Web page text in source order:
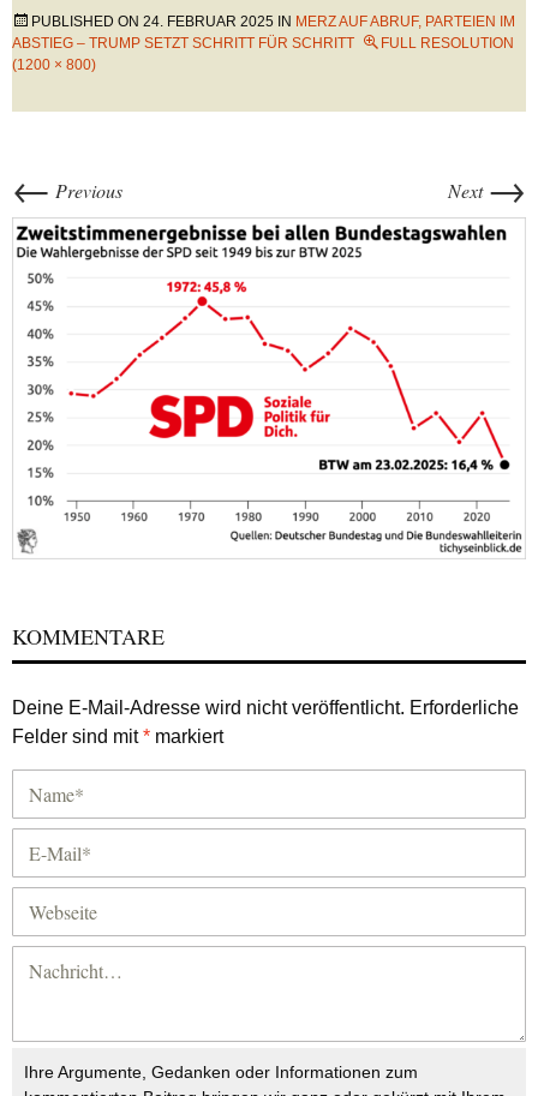
PUBLISHED ON 24. FEBRUAR 2025 IN MERZ AUF ABRUF, PARTEIEN IM
ABSTIEG – TRUMP SETZT SCHRITT FÜR SCHRITT
FULL RESOLUTION
(1200 × 800)
← Previous Next →
KOMMENTARE
Deine E-Mail-Adresse wird nicht veröffentlicht. Erforderliche
Felder sind mit* markiert
Ihre Argumente, Gedanken oder Informationen zum